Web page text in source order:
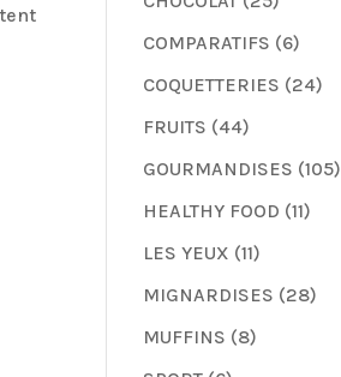
COMPARATIFS (6)
COQUETTERIES (24)
FRUITS (44)
GOURMANDISES (105)
HEALTHY FOOD (11)
LES YEUX (11)
MIGNARDISES (28)
MUFFINS (8)